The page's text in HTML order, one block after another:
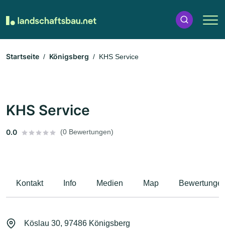
Startseite Königsberg KHS Service
KHS Service
0.0 (0 Bewertungen)
Kontakt Info Medien Map
Köslau 30, 97486 Königsberg